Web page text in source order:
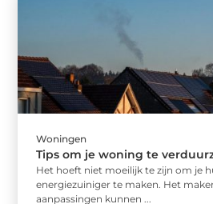
Woningen
Tips om je woning te
Het hoeft niet moeilijk te zijn om je
energiezuiniger te maken. Het
aanpassingen kunnen ...